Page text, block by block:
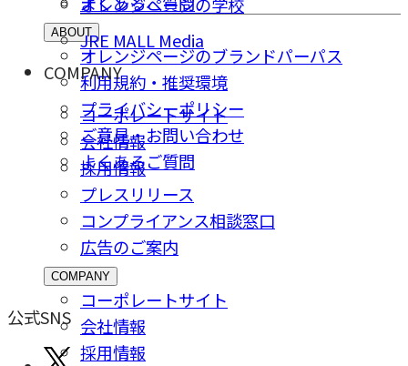
JRE MALL Media
ABOUT
オレンジページのブランドパーパス
利用規約・推奨環境
プライバシーポリシー
ご意⾒・お問い合わせ
よくあるご質問
COMPANY
コーポレートサイト
会社情報
採⽤情報
プレスリリース
コンプライアンス相談窓⼝
広告のご案内
COMPANY
コーポレートサイト
会社情報
採⽤情報
公式SNS